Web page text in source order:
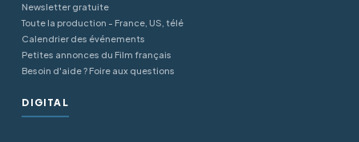
Newsletter gratuite
Toute la production - France, US, télé
Calendrier des événements
Petites annonces du Film français
Besoin d'aide ? Foire aux questions
DIGITAL